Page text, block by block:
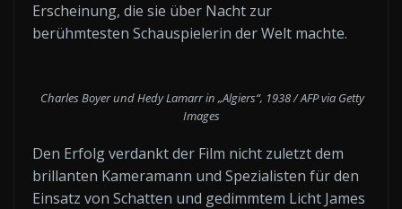
Erscheinung, die sie über Nacht zur
berühmtesten Schauspielerin der Welt machte.
Charles Boyer und Hedy Lamarr in „Algiers“, 1938 / AFP via Getty
Images
Den Erfolg verdankt der Film nicht zuletzt dem
brillanten Kameramann und Spezialisten für den
Einsatz von Schatten und gedimmtem Licht James